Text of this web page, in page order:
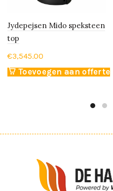
Jydepejsen Mido speksteen
top
€3,545.00
Toevoegen aan offerte